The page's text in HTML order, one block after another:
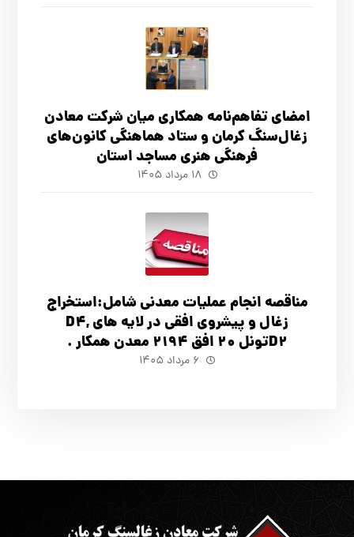
امضای تفاهم‌نامه همکاری میان شرکت معادن
زغال‌سنگ کرمان و ستاد هماهنگی کانون‌های
فرهنگی هنری مساجد استان
۱۸ مرداد ۱۴۰۵
مناقصه انجام عملیات معدنی شامل:استخراج
زغال و پیشروی افقی در لایه های D4,
D2تونل 20 افق 2194 معدن همکار .
۶ مرداد ۱۴۰۵